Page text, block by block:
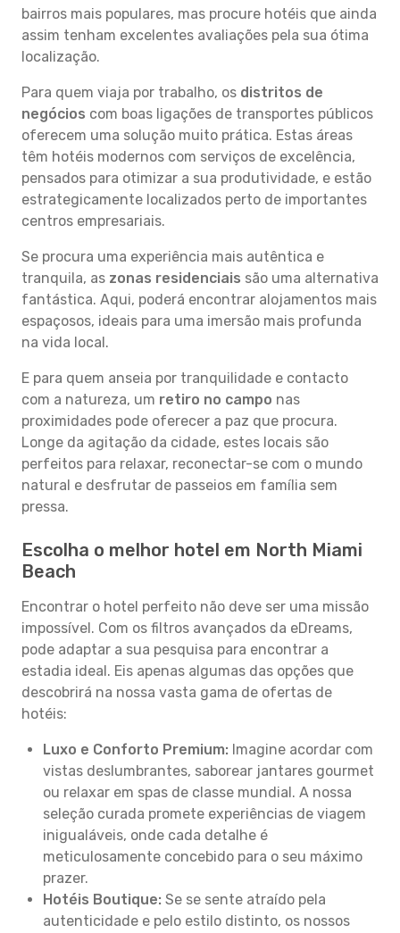
bairros mais populares, mas procure hotéis que ainda
assim tenham excelentes avaliações pela sua ótima
localização.
Para quem viaja por trabalho, os distritos de
negócios com boas ligações de transportes públicos
oferecem uma solução muito prática. Estas áreas
têm hotéis modernos com serviços de excelência,
pensados para otimizar a sua produtividade, e estão
estrategicamente localizados perto de importantes
centros empresariais.
Se procura uma experiência mais autêntica e
tranquila, as zonas residenciais são uma alternativa
fantástica. Aqui, poderá encontrar alojamentos mais
espaçosos, ideais para uma imersão mais profunda
na vida local.
E para quem anseia por tranquilidade e contacto
com a natureza, um retiro no campo nas
proximidades pode oferecer a paz que procura.
Longe da agitação da cidade, estes locais são
perfeitos para relaxar, reconectar-se com o mundo
natural e desfrutar de passeios em família sem
pressa.
Escolha o melhor hotel em North Miami
Beach
Encontrar o hotel perfeito não deve ser uma missão
impossível. Com os filtros avançados da eDreams,
pode adaptar a sua pesquisa para encontrar a
estadia ideal. Eis apenas algumas das opções que
descobrirá na nossa vasta gama de ofertas de
hotéis:
Luxo e Conforto Premium: Imagine acordar com
vistas deslumbrantes, saborear jantares gourmet
ou relaxar em spas de classe mundial. A nossa
seleção curada promete experiências de viagem
inigualáveis, onde cada detalhe é
meticulosamente concebido para o seu máximo
prazer.
Hotéis Boutique: Se se sente atraído pela
autenticidade e pelo estilo distinto, os nossos